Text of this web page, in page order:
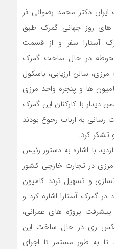
دکتر محمد رضوانی فر
های روز جهانی گمرک طبق
آستارا سفر و از قسمت
در حال ساخت گمرک
سالن ارزیابی، باسکول
ها و پنجره واحد مرزی
دیدار با کارکنان این گمرک
به ارباب رجوع بودند
تشکر کرد.
با اشاره به دستور رئیس
در تجارت خارجی کشور
و تسهیل تردد کامیون
در گمرک آستارا اشاره کرد و
پروژه های عمرانی،
ری در حال ساخت این
تا به طور مستمر تا اجرای